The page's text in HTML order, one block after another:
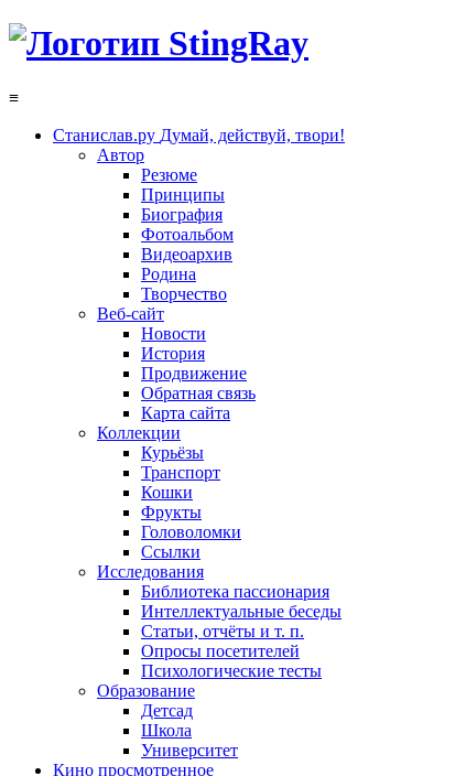
≡
Станислав.ру Думай, действуй, твори!
Автор
Резюме
Принципы
Биография
Фотоальбом
Видеоархив
Родина
Творчество
Веб-сайт
Новости
История
Продвижение
Обратная связь
Карта сайта
Коллекции
Курьёзы
Транспорт
Кошки
Фрукты
Головоломки
Ссылки
Исследования
Библиотека пассионария
Интеллектуальные беседы
Статьи, отчёты и т. п.
Опросы посетителей
Психологические тесты
Образование
Детсад
Школа
Университет
Кино просмотренное